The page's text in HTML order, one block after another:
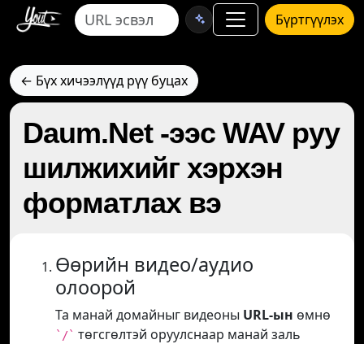
Бүртгүүлэх
← Бүх хичээлүүд рүү буцах
Daum.Net -ээс WAV руу
шилжихийг хэрхэн
форматлах вэ
Өөрийн видео/аудио
олоорой
Та манай домайныг видеоны URL-ын өмнө
`/` төгсгөлтэй оруулснаар манай заль